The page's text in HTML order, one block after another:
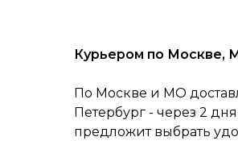
Курьером по Москве,
По Москве и МО
Петербург - через 2
предложит выбрать